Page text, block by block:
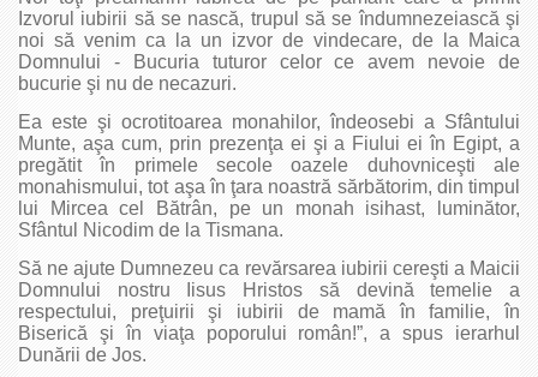
Izvorul iubirii să se nască, trupul să se îndumnezeiască şi
noi să venim ca la un izvor de vindecare, de la Maica
Domnului - Bucuria tuturor celor ce avem nevoie de
bucurie şi nu de necazuri.
Ea este şi ocrotitoarea monahilor, îndeosebi a Sfântului
Munte, aşa cum, prin prezenţa ei şi a Fiului ei în Egipt, a
pregătit în primele secole oazele duhovniceşti ale
monahismului, tot aşa în ţara noastră sărbătorim, din timpul
lui Mircea cel Bătrân, pe un monah isihast, luminător,
Sfântul Nicodim de la Tismana.
Să ne ajute Dumnezeu ca revărsarea iubirii cereşti a Maicii
Domnului nostru Iisus Hristos să devină temelie a
respectului, preţuirii şi iubirii de mamă în familie, în
Biserică şi în viaţa poporului român!”, a spus ierarhul
Dunării de Jos.